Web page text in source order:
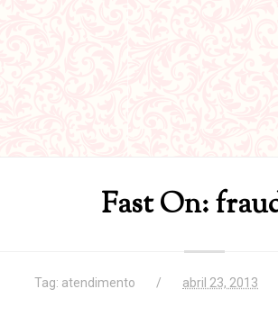
Fast On:
Tag: atendimento abril 23, 2013